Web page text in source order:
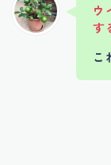
ウ
す
こ